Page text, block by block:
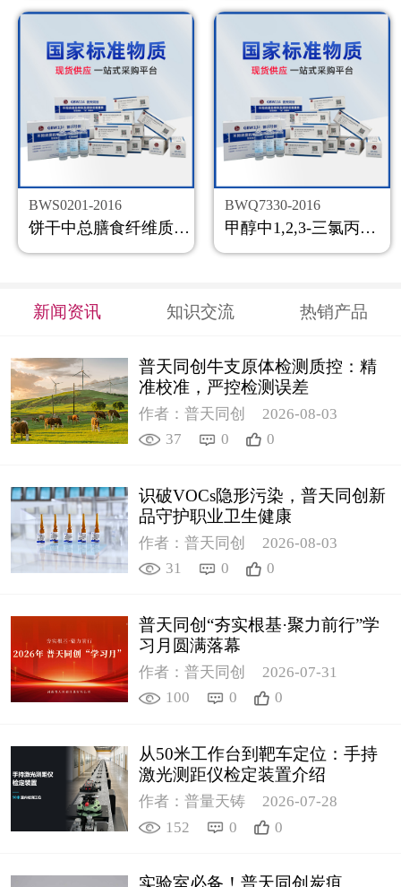
BWS0201-2016
饼干中总膳食纤维质控样品
BWQ7330-2016
甲醇中1,2,3-三氯丙烷溶液标准物质
新闻资讯 知识交流 热销产品
普天同创牛支原体检测质控：精
准校准，严控检测误差
作者：普天同创
2026-08-03
37
0 0
识破VOCs隐形污染，普天同创新
品守护职业卫生健康
作者：普天同创
2026-08-03
31
0 0
普天同创“夯实根基·聚力前行”学
习月圆满落幕
作者：普天同创
2026-07-31
100
0 0
从50米工作台到靶车定位：手持
激光测距仪检定装置介绍
作者：普量天铸
2026-07-28
152
0 0
返回主页